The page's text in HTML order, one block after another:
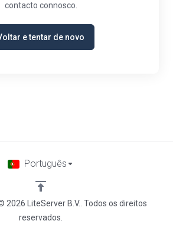
contacto connosco.
e tentar de novo
2026 LiteServer B.V.. Todos os direitos
reservados.
Português